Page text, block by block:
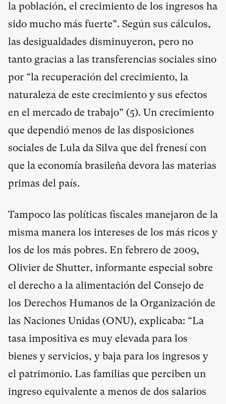
la población, el crecimiento de los ingresos ha
sido mucho más fuerte”. Según sus cálculos,
las desigualdades disminuyeron, pero no
tanto gracias a las transferencias sociales sino
por “la recuperación del crecimiento, la
naturaleza de este crecimiento y sus efectos
en el mercado de trabajo” (5). Un crecimiento
que dependió menos de las disposiciones
sociales de Lula da Silva que del frenesí con
que la economía brasileña devora las materias
primas del país.
Tampoco las políticas fiscales manejaron de la
misma manera los intereses de los más ricos y
los de los más pobres. En febrero de 2009,
Olivier de Shutter, informante especial sobre
el derecho a la alimentación del Consejo de
los Derechos Humanos de la Organización de
las Naciones Unidas (ONU), explicaba: “La
tasa impositiva es muy elevada para los
bienes y servicios, y baja para los ingresos y
el patrimonio. Las familias que perciben un
ingreso equivalente a menos de dos salarios